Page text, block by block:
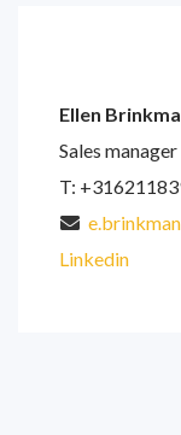
Ellen
Sales manager
T:
Linkedin